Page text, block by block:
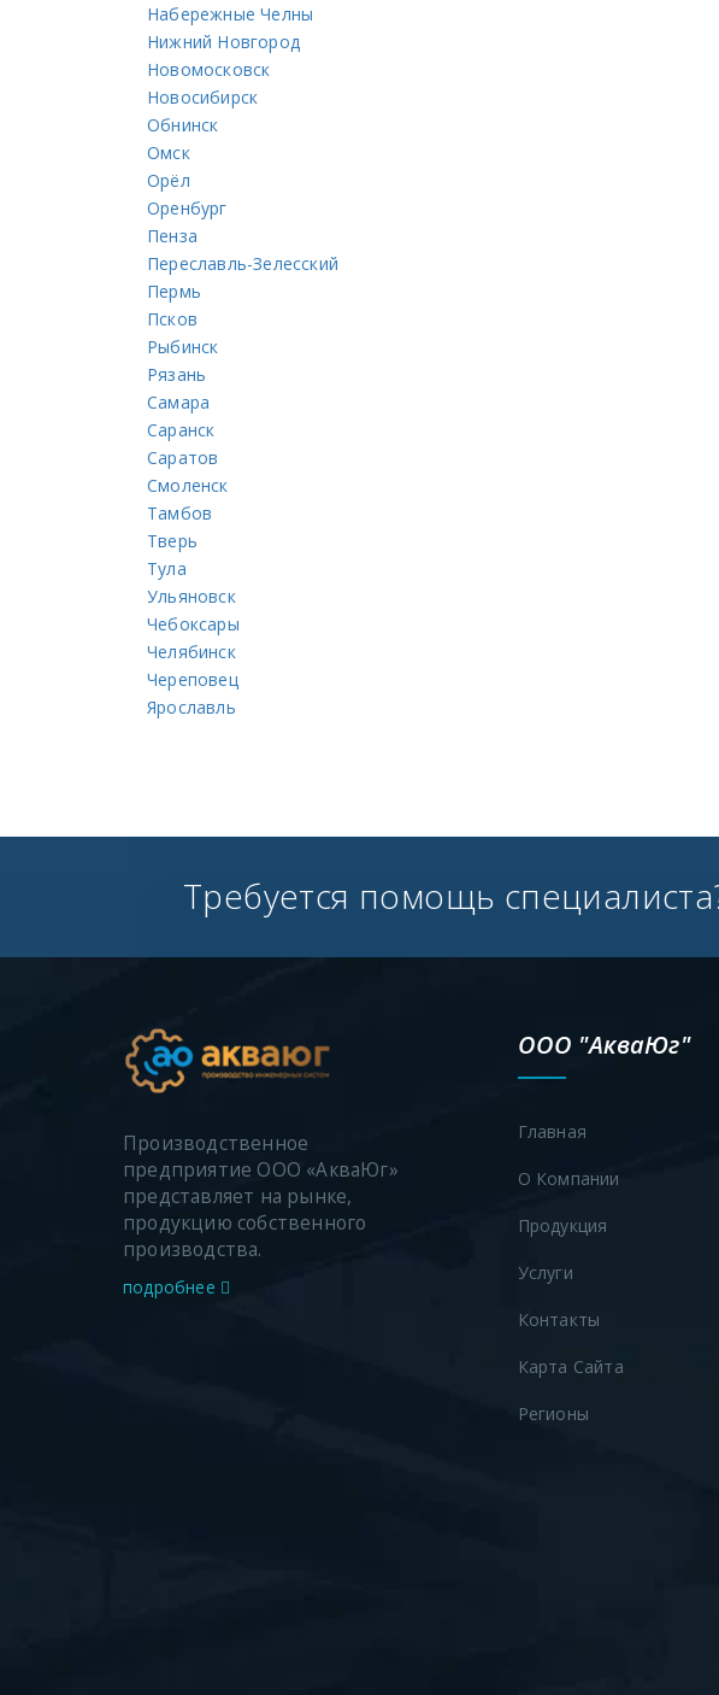
Набережные Челны
Нижний Новгород
Новомосковск
Новосибирск
Обнинск
Омск
Орёл
Оренбург
Пенза
Переславль-Зелесский
Пермь
Псков
Рыбинск
Рязань
Самара
Саранск
Саратов
Смоленск
Тамбов
Тверь
Тула
Ульяновск
Чебоксары
Челябинск
Череповец
Ярославль
Требуется помощь
Производственное
предприятие ООО «АкваЮг»
представляет на рынке,
продукцию собственного
производства.
подробнее
ООО "АкваЮг"
Главная
О Компании
Продукция
Услуги
Контакты
Карта Сайта
Регионы